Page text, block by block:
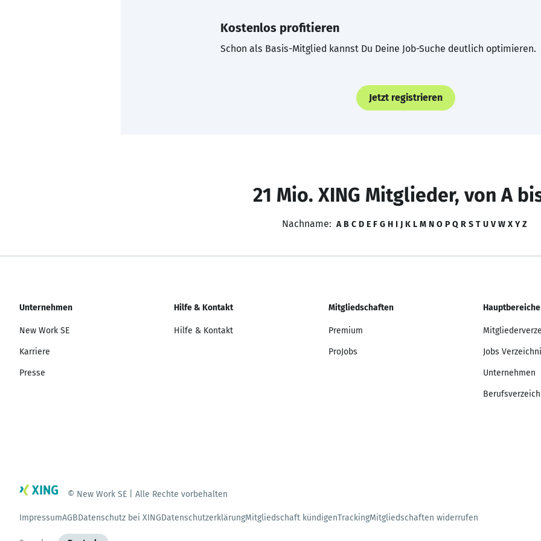
Kostenlos profitieren
Schon als Basis-Mitglied kannst Du Deine Job-Suche deutlich optimieren.
Jetzt registrieren
21 Mio. XING Mitglieder, von A
Nachname: A B C D E F G H I J K L M N O P Q R S T U V W X Y Z
Unternehmen
New Work SE
Karriere
Presse
Hilfe & Kontakt
Hilfe & Kontakt
Mitgliedschaften
Premium
ProJobs
Hauptbereiche
Jobs
Unternehmen
© New Work SE | Alle Rechte vorbehalten
ImpressumAGBDatenschutz bei XINGDatenschutzerklärungMitgliedschaft kündigenTrackingMitgliedschaften widerrufen